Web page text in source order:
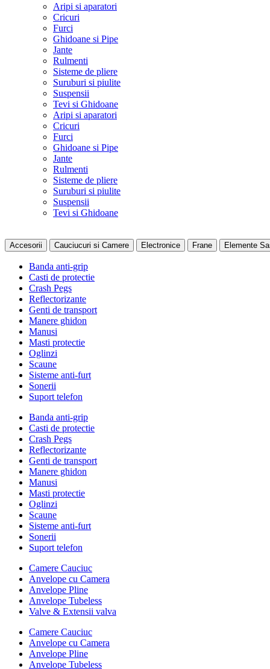
Aripi si aparatori
Cricuri
Furci
Ghidoane si Pipe
Jante
Rulmenti
Sisteme de pliere
Suruburi si piulite
Suspensii
Tevi si Ghidoane
Aripi si aparatori
Cricuri
Furci
Ghidoane si Pipe
Jante
Rulmenti
Sisteme de pliere
Suruburi si piulite
Suspensii
Tevi si Ghidoane
Accesorii Cauciucuri si Camere Electronice Frane Elemente
Banda anti-grip
Casti de protectie
Crash Pegs
Reflectorizante
Genti de transport
Manere ghidon
Manusi
Masti protectie
Oglinzi
Scaune
Sisteme anti-furt
Sonerii
Suport telefon
Banda anti-grip
Casti de protectie
Crash Pegs
Reflectorizante
Genti de transport
Manere ghidon
Manusi
Masti protectie
Oglinzi
Scaune
Sisteme anti-furt
Sonerii
Suport telefon
Camere Cauciuc
Anvelope cu Camera
Anvelope Pline
Anvelope Tubeless
Valve & Extensii valva
Camere Cauciuc
Anvelope cu Camera
Anvelope Pline
Anvelope Tubeless